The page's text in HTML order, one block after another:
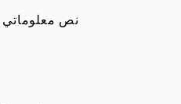
نص معلوماتي